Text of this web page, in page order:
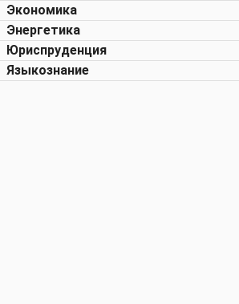
Экономика
Энергетика
Юриспруденция
Языкознание